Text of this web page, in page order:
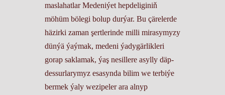
maslahatlar Medeniýet hepdeliginiň
möhüm bölegi bolup durýar. Bu çärelerde
häzirki zaman şertlerinde milli mirasymyzy
dünýä ýaýmak, medeni ýadygärlikleri
gorap saklamak, ýaş nesillere asylly däp-
dessurlarymyz esasynda bilim we terbiýe
bermek ýaly wezipeler ara alnyp